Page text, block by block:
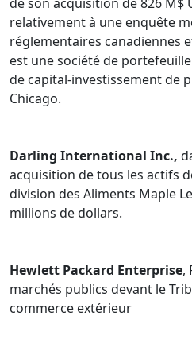
relativement à une enquête
réglementaires canadiennes
est une société de portefeuille
de capital-investissement de
Chicago.
Darling International Inc.,
acquisition de tous les actifs
division des Aliments Maple
millions de dollars.
Hewlett Packard Enterprise,
marchés publics devant le
commerce extérieur